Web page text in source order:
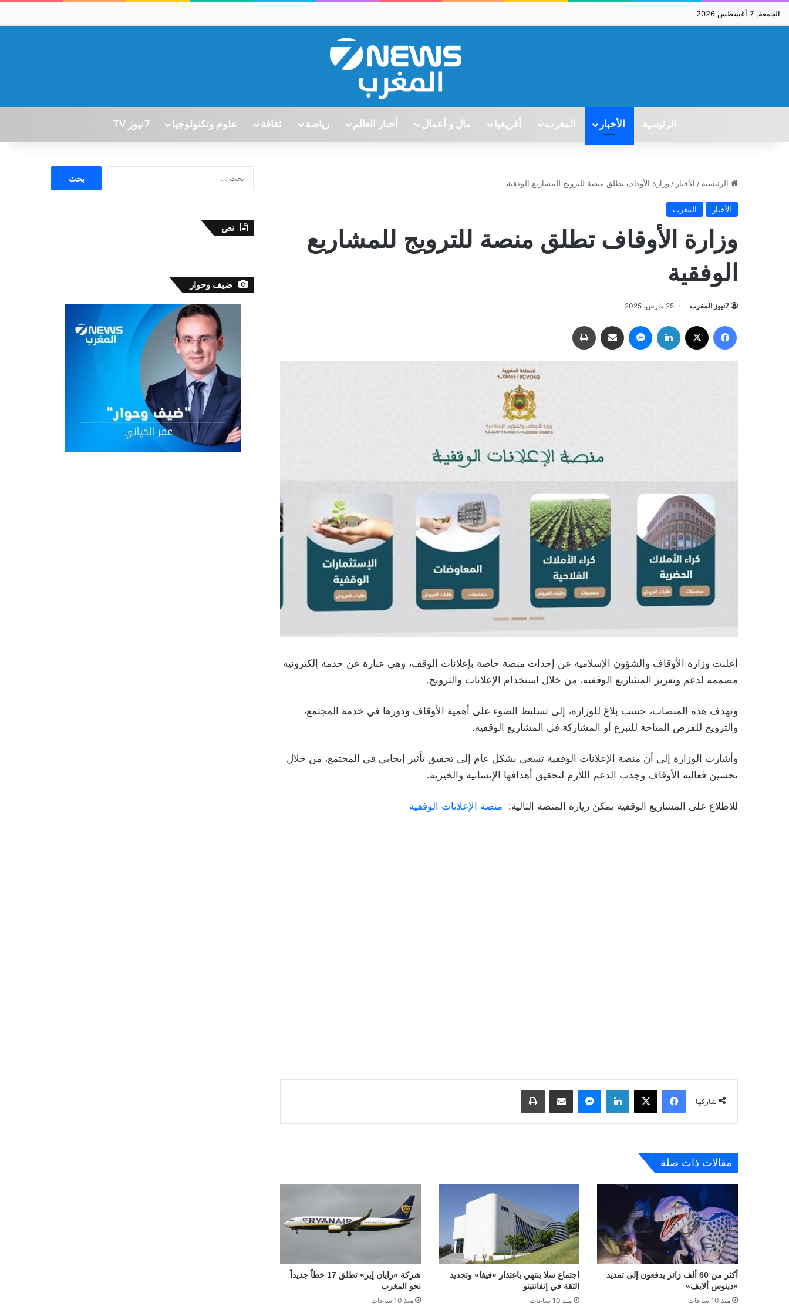
الجمعة, 7 أغسطس 2026
الرئيسية الأخبار المغرب أفريقيا مال و أعمال أخبار العالم رياضة ثقافة علوم وتكنولوجيا 7نيوز TV
الرئيسية / الأخبار / وزارة الأوقاف تطلق منصة للترويج للمشاريع الوفقية
الأخبار المغرب
وزارة الأوقاف تطلق منصة للترويج للمشاريع
الوفقية
7نيوز المغرب 25 مارس، 2025
أعلنت وزارة الأوقاف والشؤون الإسلامية عن إحداث منصة خاصة بإعلانات الوقف، وهي عبارة عن خدمة إلكترونية
مصممة لدعم وتعزيز المشاريع الوقفية، من خلال استخدام الإعلانات والترويج.
وتهدف هذه المنصات، حسب بلاغ للوزارة، إلى تسليط الضوء على أهمية الأوقاف ودورها في خدمة المجتمع،
والترويج للفرص المتاحة للتبرع أو المشاركة في المشاريع الوقفية.
وأشارت الوزارة إلى أن منصة الإعلانات الوقفية تسعى بشكل عام إلى تحقيق تأثير إيجابي في المجتمع، من خلال
تحسين فعالية الأوقاف وجذب الدعم اللازم لتحقيق أهدافها الإنسانية والخيرية.
للاطلاع على المشاريع الوقفية يمكن زيارة المنصة التالية: منصة الإعلانات الوقفية
شاركها
فيسبوك لينكدإن
مقالات ذات صلة
أكثر من 60 ألف زائر يدفعون إلى تمديد
«دينوس ألايف»
منذ 10 ساعات
اجتماع سلا ينتهي باعتذار «فيفا» وتجديد
الثقة في إنفانتينو
منذ 10 ساعات
شركة «رايان إير» تطلق 17 خطاً جديداً
نحو المغرب
منذ 10 ساعات
نص
ضيف وحوار